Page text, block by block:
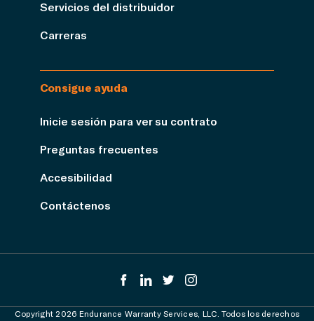
Servicios del distribuidor
Carreras
Consigue ayuda
Inicie sesión para ver su contrato
Preguntas frecuentes
Accesibilidad
Contáctenos
Copyright 2026 Endurance Warranty Services, LLC. Todos los derechos